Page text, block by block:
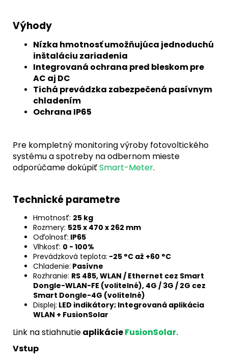
Výhody
Nízka hmotnosť umožňujúca jednoduchú
inštaláciu zariadenia
Integrovaná ochrana pred bleskom pre
AC aj DC
Tichá prevádzka zabezpečená pasívnym
chladením
Ochrana IP65
Pre kompletný monitoring výroby fotovoltického
systému a spotreby na odbernom mieste
odporúčame dokúpiťSmart-Meter.
Technické parametre
Hmotnosť: 25 kg
Rozmery: 525 x 470 x 262 mm
Oďolnosť: IP65
Vlhkosť: 0 - 100%
Prevádzková teplota: -25 °C až +60 °C
Chladenie: Pasívne
Rozhranie: RS 485, WLAN / Ethernet cez Smart
Dongle-WLAN-FE (volitelné), 4G / 3G / 2G cez
Smart Dongle-4G (volitelné)
Displej: LED indikátory; Integrovaná aplikácia
WLAN + FusionSolar
Link na stiahnutieaplikácieFusionSolar.
Vstup